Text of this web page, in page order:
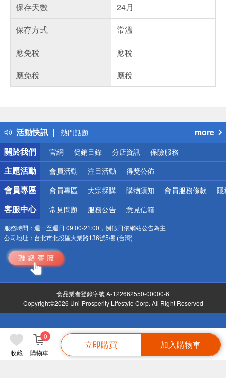
收藏 購物車
0
立即購買 加入購物車
保存天數
24月
保存方式
常溫
應免稅
應稅
應免稅
應稅
活動快訊
得獎公告
熱門話題
銀行優惠
偏遠地區配送
詐騙網頁！請小心！
more
關於我們
官網 促銷目錄 分店資訊 保險服務
主題活動 會員活動 注目活動 得獎公佈
會員專區 會員專區 大宗採購 購物須知 會員服務條款 隱
客服中心 常見問題 服務公告 意見信箱
服務時間： 週一至週日 09:00-21:00，例假日依網站公告為主
公司地址： 台北市北投區大業路136號5樓 (台灣)
食品業者登錄字號 A-122662550-00000-6
Copyright©2026 Uni-Prosperity Lifestyle Corp. All Right Reserved